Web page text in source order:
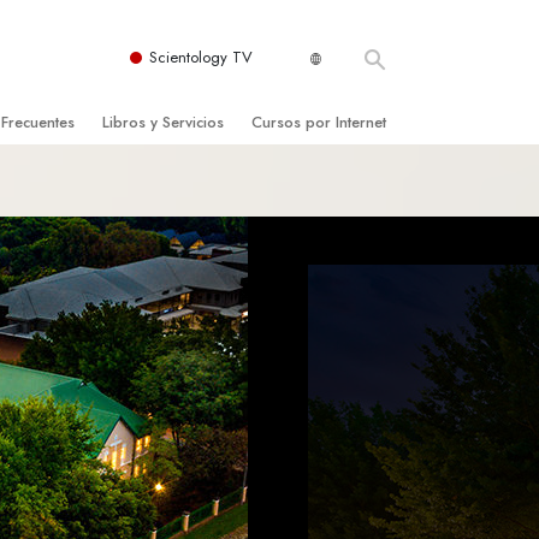
Scientology TV
Iglesia
de Scientology
Libros y Servicios
Introductorias
Introductorias
Iniciales
Cursos por Internet
Las Dinámicas de la Existencia
Los Componentes de la Comprensión
Soluciones para un Entorno Peligroso
Ayudas para Enfermedades y Lesiones
La Integridad y la Honestidad
El Matrimonio
La Escala Tonal Emocional